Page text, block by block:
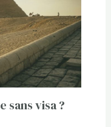
sans visa ?